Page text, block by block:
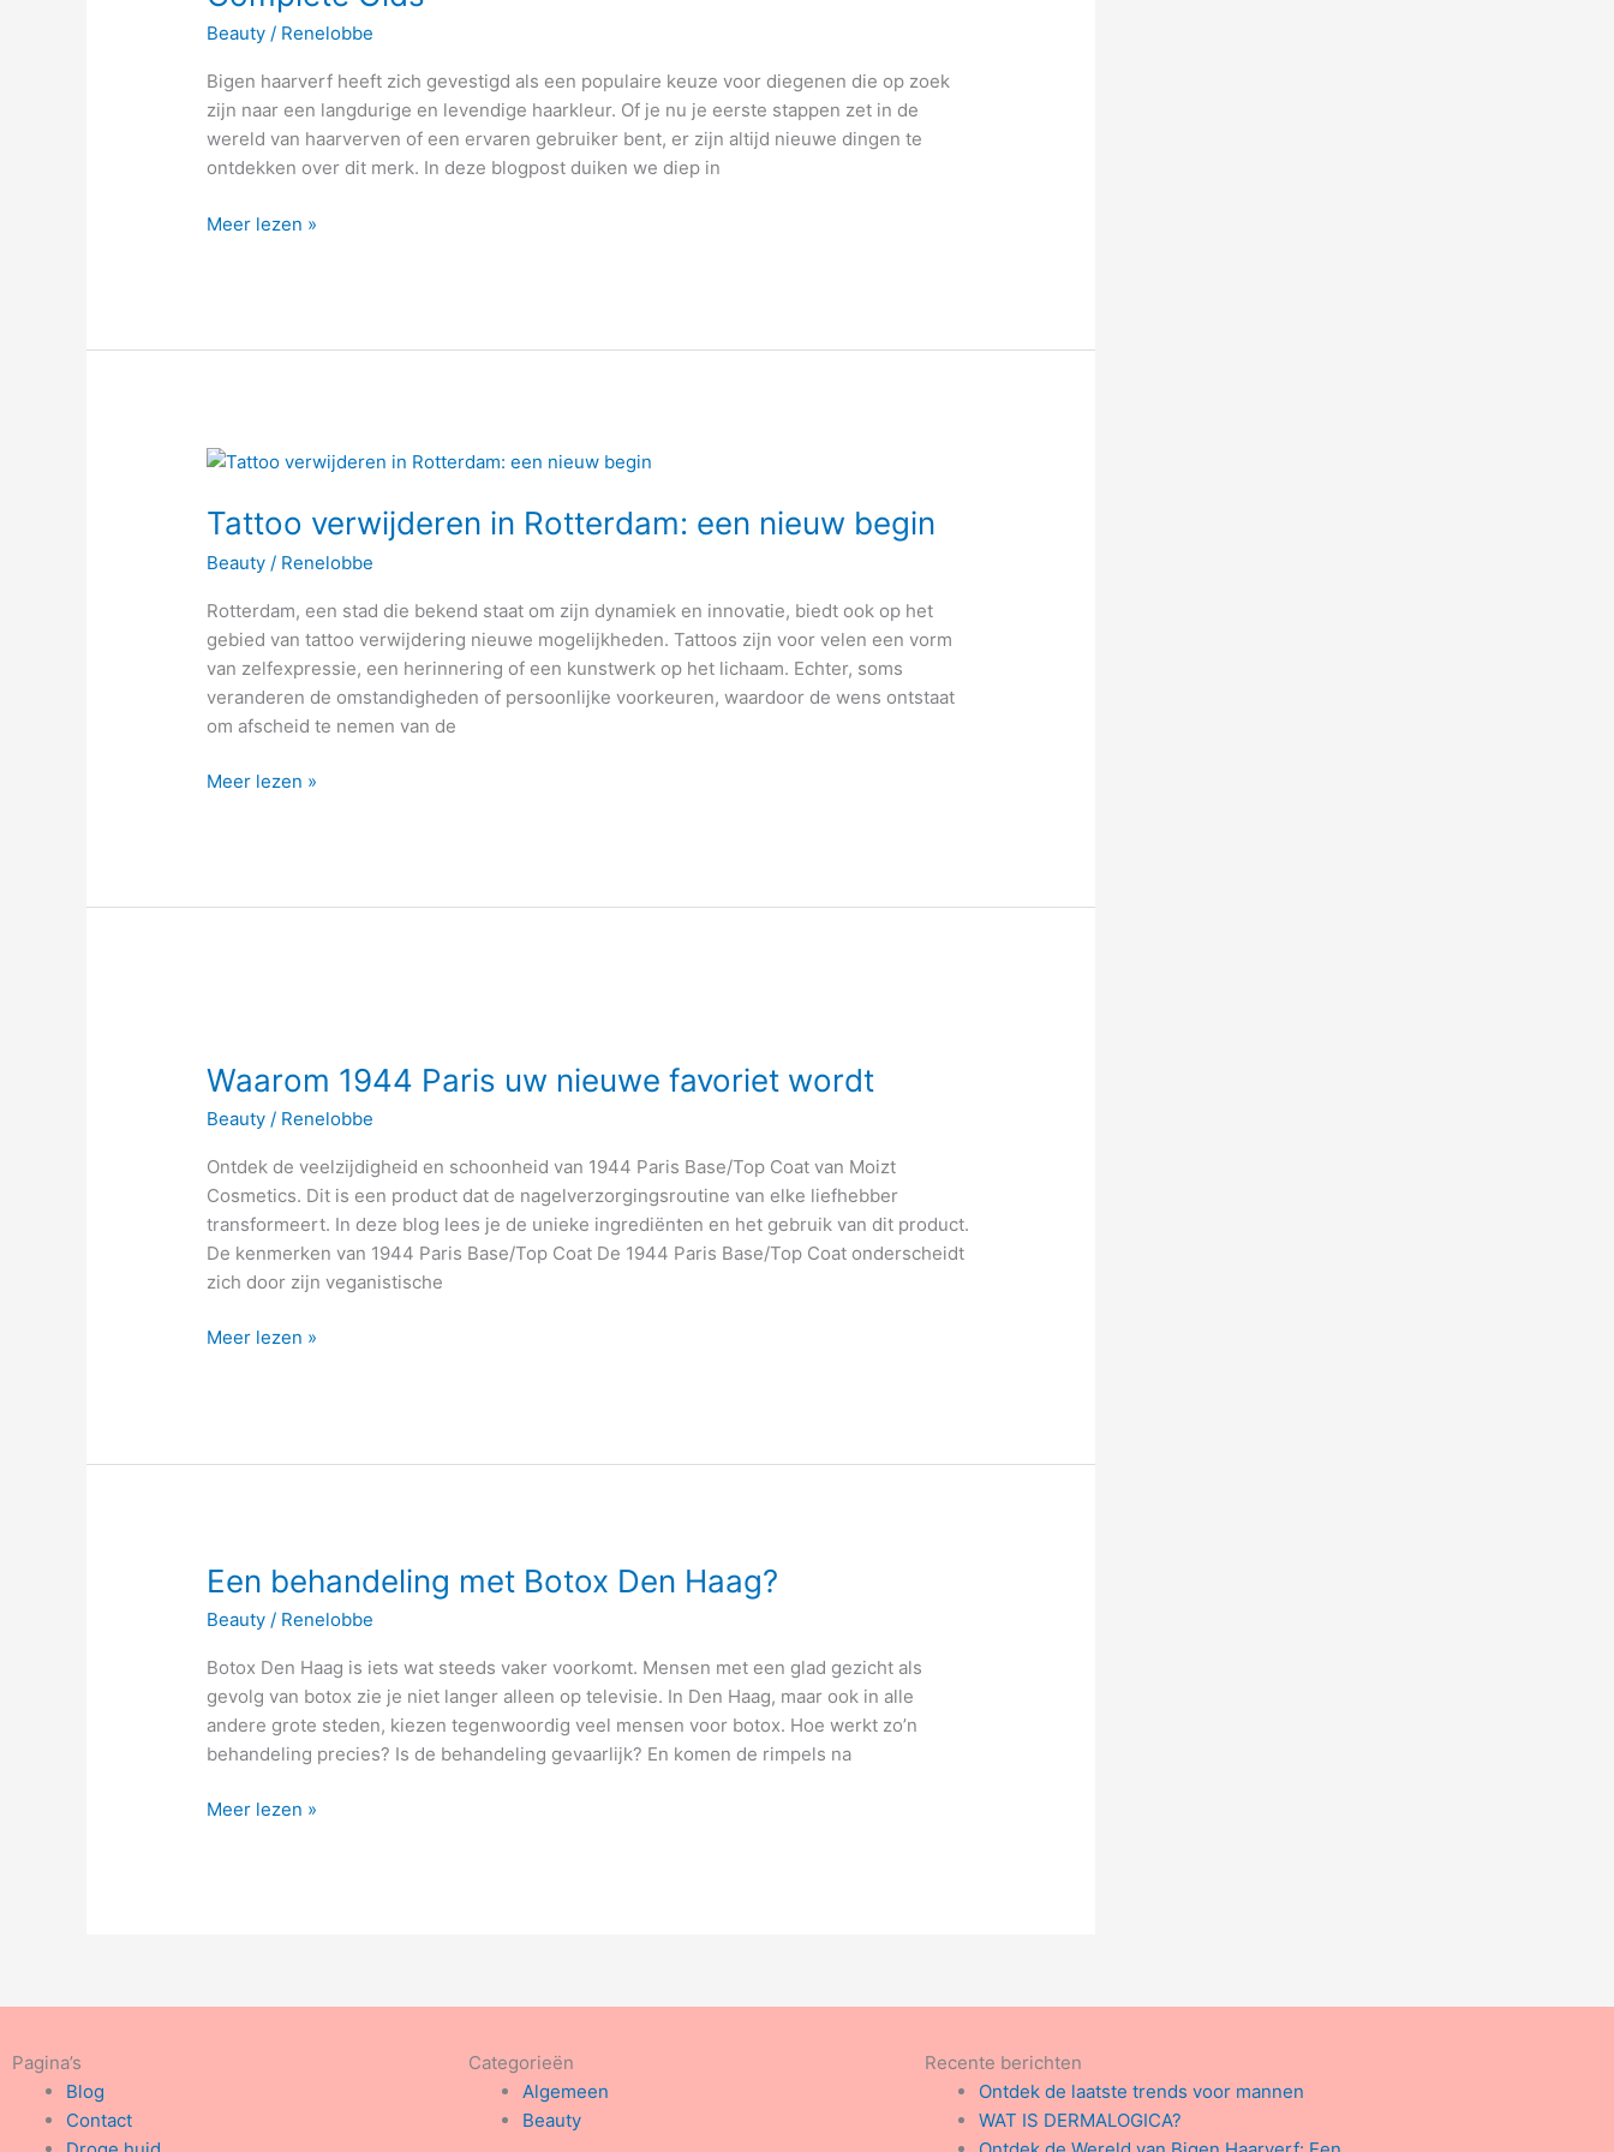
Beauty / Renelobbe
Bigen haarverf heeft zich gevestigd als een populaire keuze voor diegenen die op zoek
zijn naar een langdurige en levendige haarkleur. Of je nu je eerste stappen zet in de
wereld van haarverven of een ervaren gebruiker bent, er zijn altijd nieuwe dingen te
ontdekken over dit merk. In deze blogpost duiken we diep in
Bigen
Haarverf:
Complete
Gids
Meer lezen »
Tattoo verwijderen in Rotterdam: een nieuw begin
Beauty / Renelobbe
Rotterdam, een stad die bekend staat om zijn dynamiek en innovatie, biedt ook op het
gebied van tattoo verwijdering nieuwe mogelijkheden. Tattoos zijn voor velen een vorm
van zelfexpressie, een herinnering of een kunstwerk op het lichaam. Echter, soms
veranderen de omstandigheden of persoonlijke voorkeuren, waardoor de wens ontstaat
om afscheid te nemen van de
Tattoo
in
een
nieuw
begin
Meer lezen »
Waarom 1944 Paris uw nieuwe favoriet wordt
Beauty / Renelobbe
Ontdek de veelzijdigheid en schoonheid van 1944 Paris Base/Top Coat van Moizt
Cosmetics. Dit is een product dat de nagelverzorgingsroutine van elke liefhebber
transformeert. In deze blog lees je de unieke ingrediënten en het gebruik van dit product.
De kenmerken van 1944 Paris Base/Top Coat De 1944 Paris Base/Top Coat onderscheidt
zich door zijn veganistische
Paris
nieuwe
favoriet
wordt
Meer lezen »
Een behandeling met Botox Den Haag?
Beauty / Renelobbe
Botox Den Haag is iets wat steeds vaker voorkomt. Mensen met een glad gezicht als
gevolg van botox zie je niet langer alleen op televisie. In Den Haag, maar ook in alle
andere grote steden, kiezen tegenwoordig veel mensen voor botox. Hoe werkt zo’n
behandeling precies? Is de behandeling gevaarlijk? En komen de rimpels na
Een
met
Botox
Den
Haag?
Meer lezen »
Pagina’s
Blog
Contact
Categorieën
Algemeen
Beauty
Recente berichten
Ontdek de laatste trends voor mannen
WAT IS DERMALOGICA?